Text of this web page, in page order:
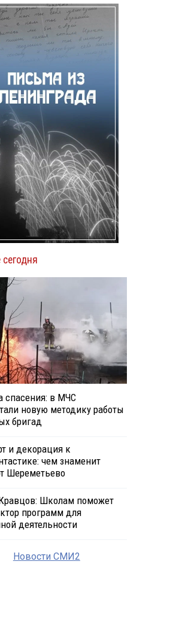
сегодня
спасения: в МЧС
новую методику работы
бригад
и декорация к
чем знаменит
Шереметьево
Школам поможет
программ для
деятельности
Новости СМИ2